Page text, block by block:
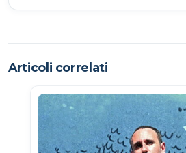
Articoli correlati